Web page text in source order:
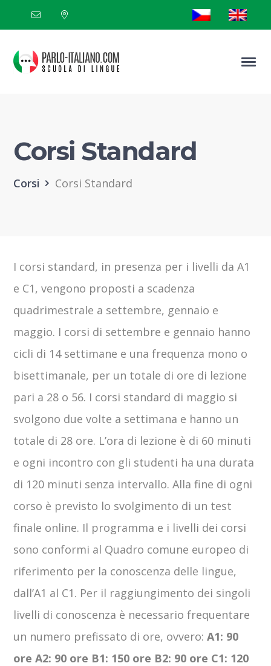
Corsi Standard
Corsi Corsi Standard
I corsi standard, in presenza per i livelli da A1
e C1, vengono proposti a scadenza
quadrimestrale a settembre, gennaio e
maggio. I corsi di settembre e gennaio hanno
cicli di 14 settimane e una frequenza mono o
bisettimanale, per un totale di ore di lezione
pari a 28 o 56. I corsi standard di maggio si
svolgono due volte a settimana e hanno un
totale di 28 ore. L’ora di lezione è di 60 minuti
e ogni incontro con gli studenti ha una durata
di 120 minuti senza intervallo. Alla fine di ogni
corso è previsto lo svolgimento di un test
finale online. Il programma e i livelli dei corsi
sono conformi al Quadro comune europeo di
riferimento per la conoscenza delle lingue,
dall’A1 al C1. Per il raggiungimento dei singoli
livelli di conoscenza è necessario frequentare
un numero prefissato di ore, ovvero:A1: 90
ore A2: 90 ore B1: 150 ore B2: 90 ore C1: 120